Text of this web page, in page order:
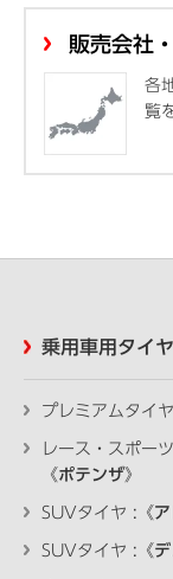
販売会社
各
覧
乗用車用タイ
プレミアムタイ
レース・スポー
《ポテンザ》
SUVタイヤ :《
SUVタイヤ :《